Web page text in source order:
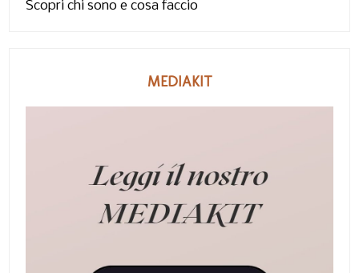
Scopri chi sono e cosa faccio
MEDIAKIT